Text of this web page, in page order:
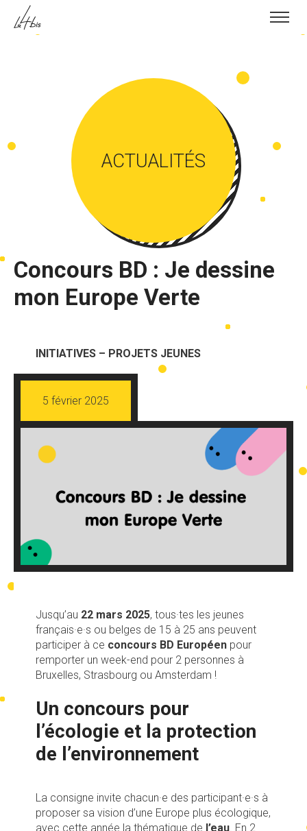
Skip to content
ACTUALITÉS
Concours BD : Je dessine
mon Europe Verte
INITIATIVES – PROJETS JEUNES
5 février 2025
Jusqu’au 22 mars 2025, tous·tes les jeunes
français·e·s ou belges de 15 à 25 ans peuvent
participer à ce concours BD Européen pour
remporter un week-end pour 2 personnes à
Bruxelles, Strasbourg ou Amsterdam !
Un concours pour
l’écologie et la protection
de l’environnement
La consigne invite chacun·e des participant·e·s à
proposer sa vision d’une Europe plus écologique,
avec cette année la thématique de l’eau. En 2